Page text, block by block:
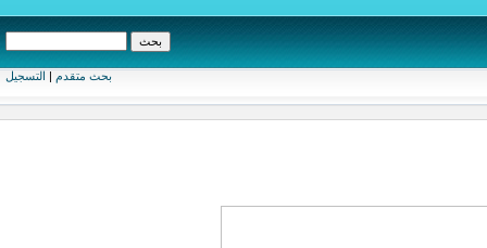
بحث متقدم | التسجيل